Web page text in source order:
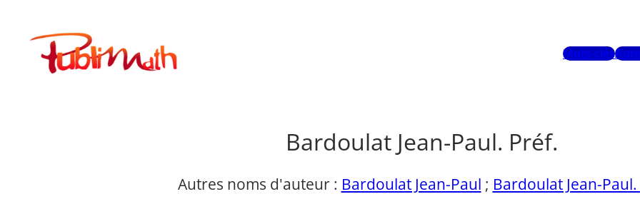
contenuPublimath
Mots-clés
Bardoulat Jean-Paul. Préf.
Autres noms d'auteur : Bardoulat Jean-Paul ; Bardoulat Jean-